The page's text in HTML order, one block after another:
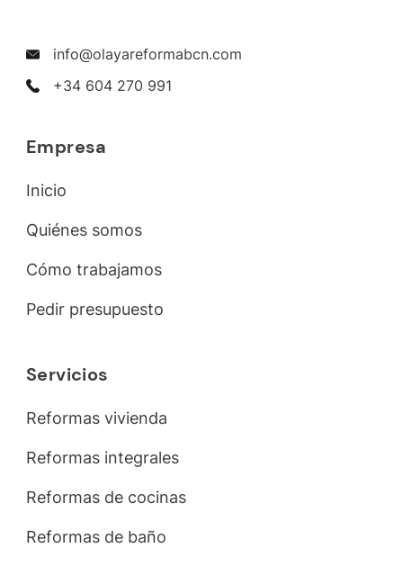
info@olayareformabcn.com
+34 604 270 991
Empresa
Inicio
Quiénes somos
Cómo trabajamos
Pedir presupuesto
Servicios
Reformas vivienda
Reformas integrales
Reformas de cocinas
Reformas de baño